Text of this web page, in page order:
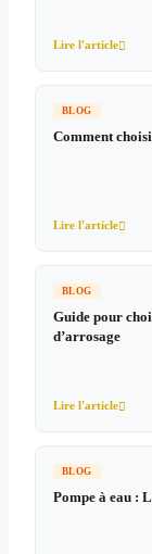
Lire l'article
BLOG
Comment
Lire l'article
BLOG
Guide pour
d’arrosage
Lire l'article
BLOG
Pompe à eau :